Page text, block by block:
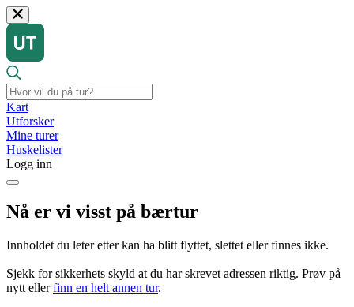
Kart
Utforsker
Mine turer
Huskelister
Logg inn
Nå er vi visst på bærtur
Innholdet du leter etter kan ha blitt flyttet, slettet eller finnes ikke.
Sjekk for sikkerhets skyld at du har skrevet adressen riktig. Prøv på
nytt eller finn en helt annen tur.